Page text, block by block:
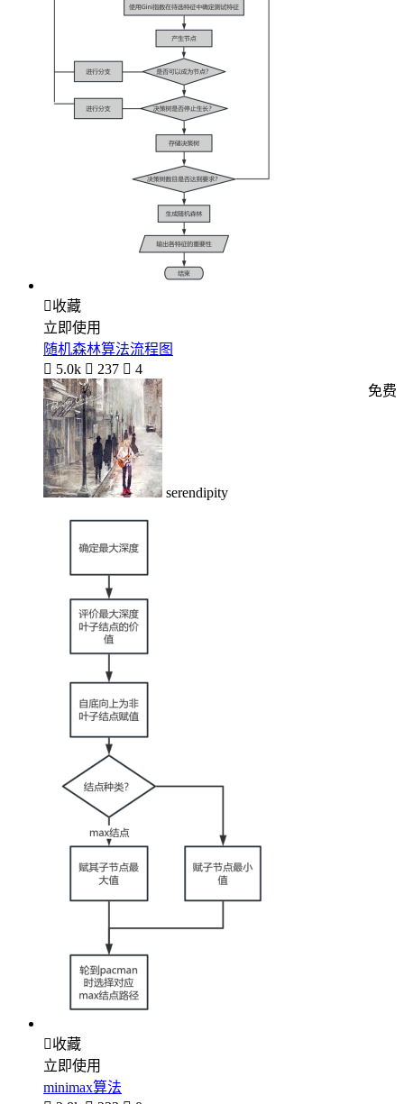
收藏
立即使用
随机森林算法流程图
 5.0k  237  4
serendipity
免费
收藏
立即使用
minimax算法